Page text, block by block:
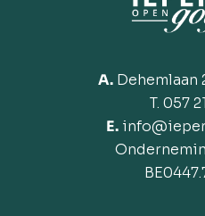
A. Dehemlaan
T. 057
E.
BE